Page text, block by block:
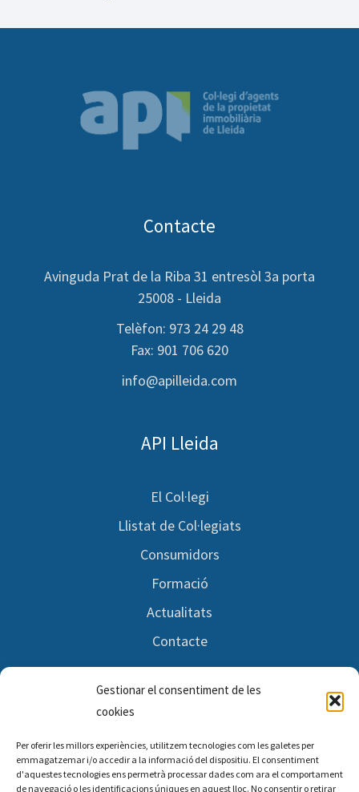
Gestionar el consentiment de les
cookies
Per oferir les millors experiències, utilitzem tecnologies com les galetes per
emmagatzemar i/o accedir a la informació del dispositiu. El consentiment
d'aquestes tecnologies ens permetrà processar dades com ara el comportament
de navegació o les identificacions úniques en aquest lloc. No consentir o retirar
Contacte
Avinguda Prat de la Riba 31 entresòl 3a porta
25008 - Lleida
Telèfon: 973 24 29 48
Fax: 901 706 620
info@apilleida.com
API Lleida
El Col·legi
Llistat de Col·legiats
Consumidors
Formació
Actualitats
Contacte
Segueix-nos
Facebook